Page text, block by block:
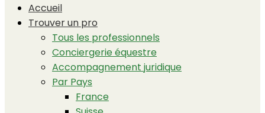
Accueil
Trouver un pro
Tous les professionnels
Conciergerie équestre
Accompagnement juridique
Par Pays
France